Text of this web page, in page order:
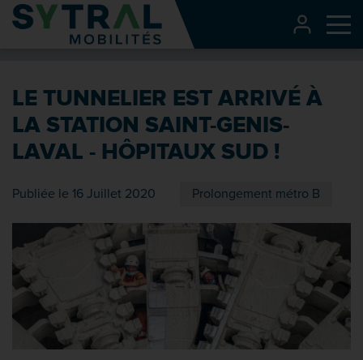
Contenu
Entête de page
Recherche
Pied de page
LE TUNNELIER EST ARRIVÉ À
LA STATION SAINT-GENIS-
LAVAL - HÔPITAUX SUD !
Publiée le 16 Juillet 2020 Prolongement métro B